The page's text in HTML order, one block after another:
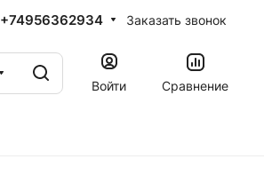
+74956362934 Заказать звонок
Войти
Сравнение